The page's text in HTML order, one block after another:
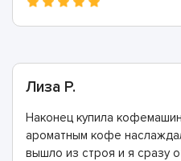
Лиза Р.
Наконец купила
ароматным кофе
вышло из строя и я сразу